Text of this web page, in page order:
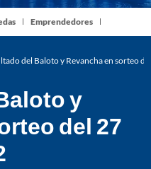
Emprendedores
del Baloto y Revancha en sorteo
y
del 27